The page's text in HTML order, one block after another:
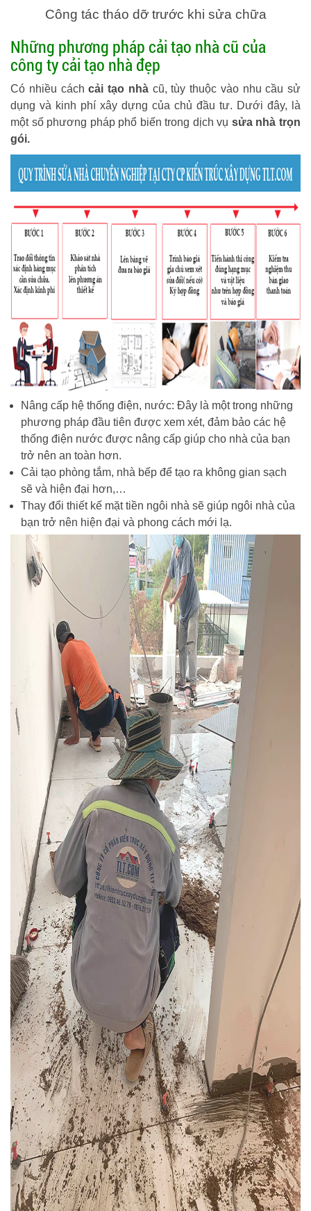
Công tác tháo dỡ trước khi sửa chữa
Những phương pháp cải tạo nhà cũ của
công ty cải tạo nhà đẹp
Có nhiều cáchcải tạo nhàcũ, tùy thuộc vào nhu cầu sử
dụng và kinh phí xây dựng của chủ đầu tư. Dưới đây, là
một số phương pháp phổ biến trong dịch vụ sửa nhà trọn
gói.
Nâng cấp hệ thống điện, nước: Đây là một trong những
phương pháp đầu tiên được xem xét, đảm bảo các hệ
thống điện nước được nâng cấp giúp cho nhà của bạn
trở nên an toàn hơn.
Cải tạo phòng tắm, nhà bếp để tạo ra không gian sạch
sẽ và hiện đại hơn,…
Thay đổi thiết kế mặt tiền ngôi nhà sẽ giúp ngôi nhà của
bạn trở nên hiện đại và phong cách mới lạ.